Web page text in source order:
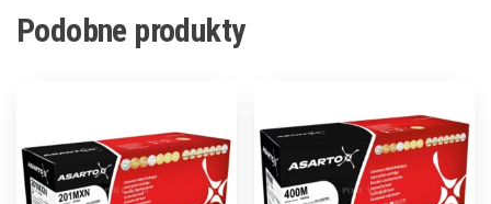
Podobne produkty